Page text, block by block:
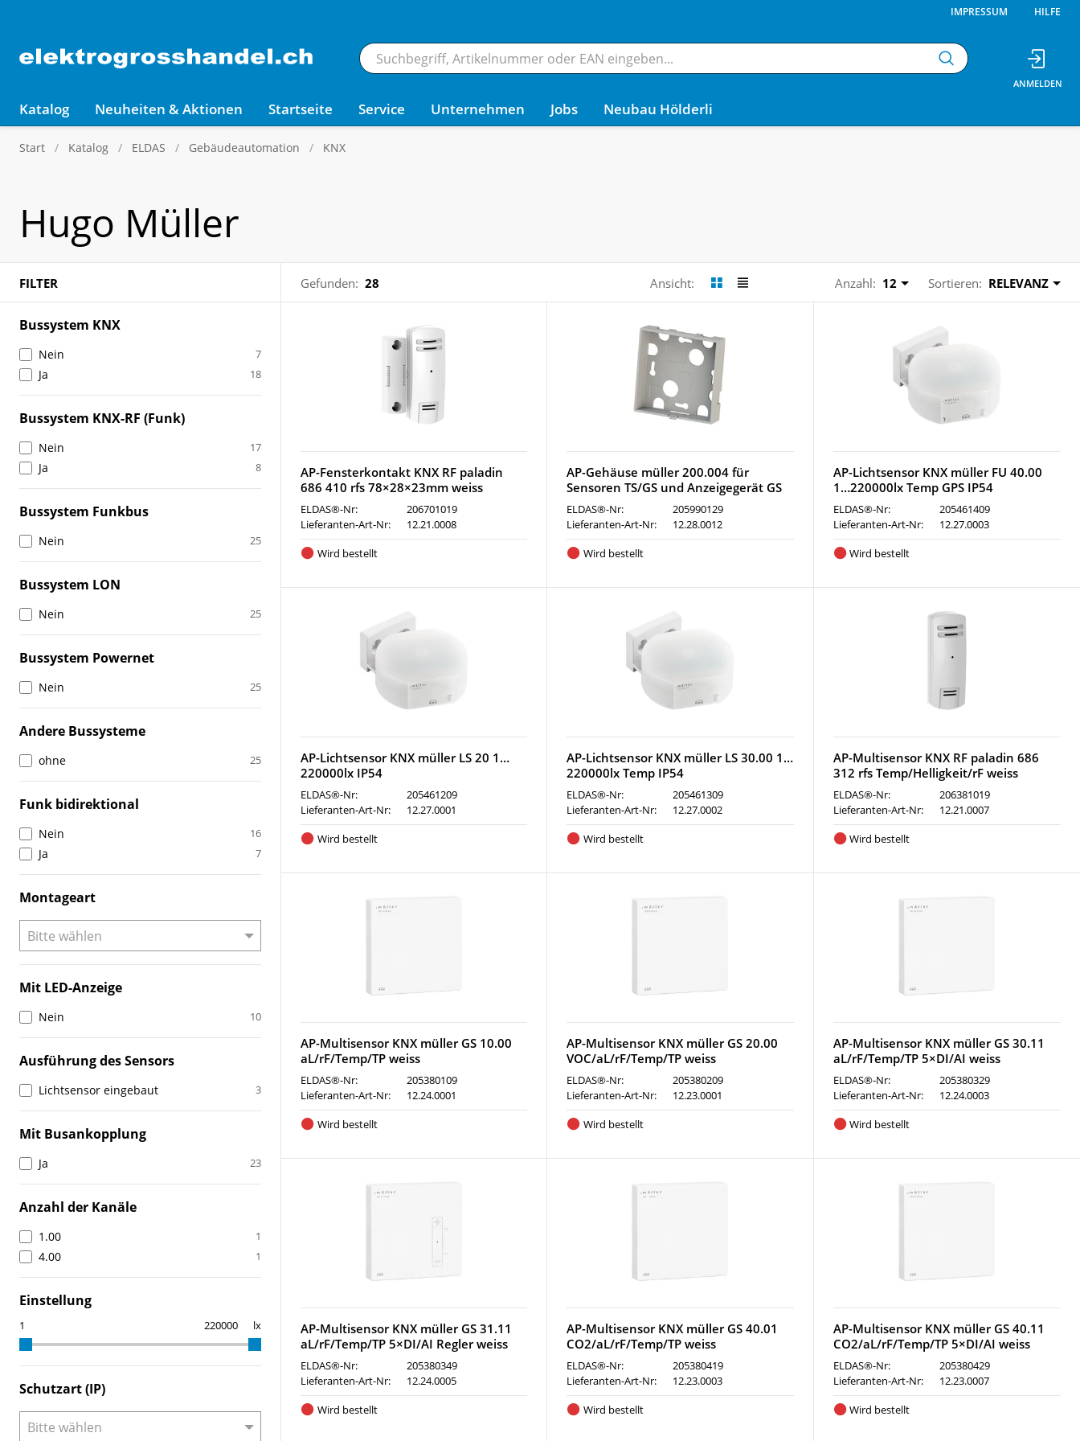
IMPRESSUM HILFE
Katalog Neuheiten & Aktionen Startseite Service Unternehmen Jobs Neubau Hölderli
Start Katalog ELDAS Gebäudeautomation KNX
Hugo Müller
FILTER Gefunden: 28 Ansicht: Anzahl: 12 Sortieren: RELEVANZ
Bussystem KNX
Nein 7
Ja 18
Bussystem KNX-RF (Funk)
Nein 17
Ja 8
Bussystem Funkbus
Nein 25
Bussystem LON
Nein 25
Bussystem Powernet
Nein 25
Andere Bussysteme
ohne 25
Funk bidirektional
Nein 16
Ja 7
Montageart
Mit LED-Anzeige
Nein 10
Ausführung des Sensors
Lichtsensor eingebaut 3
Mit Busankopplung
Ja 23
Anzahl der Kanäle
1.00 1
4.00 1
Einstellung
lx
Schutzart (IP)
AP-Fensterkontakt KNX RF paladin
686 410 rfs 78×28×23mm weiss
ELDAS®-Nr:
206701019
Lieferanten-Art-Nr:
12.21.0008
Wird bestellt
AP-Gehäuse müller 200.004 für
Sensoren TS/GS und Anzeigegerät GS
ELDAS®-Nr:
205990129
Lieferanten-Art-Nr:
12.28.0012
Wird bestellt
AP-Lichtsensor KNX müller FU 40.00
1…220000lx Temp GPS IP54
ELDAS®-Nr:
205461409
Lieferanten-Art-Nr:
12.27.0003
Wird bestellt
AP-Lichtsensor KNX müller LS 20 1…
220000lx IP54
ELDAS®-Nr:
205461209
Lieferanten-Art-Nr:
12.27.0001
Wird bestellt
AP-Lichtsensor KNX müller LS 30.00 1…
220000lx Temp IP54
ELDAS®-Nr:
205461309
Lieferanten-Art-Nr:
12.27.0002
Wird bestellt
AP-Multisensor KNX RF paladin 686
312 rfs Temp/Helligkeit/rF weiss
ELDAS®-Nr:
206381019
Lieferanten-Art-Nr:
12.21.0007
Wird bestellt
AP-Multisensor KNX müller GS 10.00
aL/rF/Temp/TP weiss
ELDAS®-Nr:
205380109
Lieferanten-Art-Nr:
12.24.0001
Wird bestellt
AP-Multisensor KNX müller GS 20.00
VOC/aL/rF/Temp/TP weiss
ELDAS®-Nr:
205380209
Lieferanten-Art-Nr:
12.23.0001
Wird bestellt
AP-Multisensor KNX müller GS 30.11
aL/rF/Temp/TP 5×DI/AI weiss
ELDAS®-Nr:
205380329
Lieferanten-Art-Nr:
12.24.0003
Wird bestellt
AP-Multisensor KNX müller GS 31.11
aL/rF/Temp/TP 5×DI/AI Regler weiss
ELDAS®-Nr:
205380349
Lieferanten-Art-Nr:
12.24.0005
Wird bestellt
AP-Multisensor KNX müller GS 40.01
CO2/aL/rF/Temp/TP weiss
ELDAS®-Nr:
205380419
Lieferanten-Art-Nr:
12.23.0003
Wird bestellt
AP-Multisensor KNX müller GS 40.11
CO2/aL/rF/Temp/TP 5×DI/AI weiss
ELDAS®-Nr:
205380429
Lieferanten-Art-Nr:
12.23.0007
Wird bestellt